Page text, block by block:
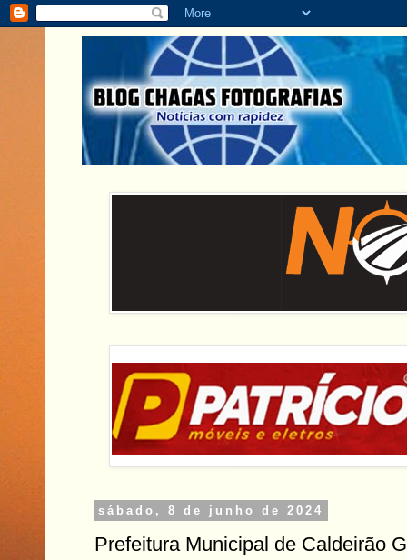
sábado, 8 de junho de 2024
Prefeitura Municipal de Caldeirão